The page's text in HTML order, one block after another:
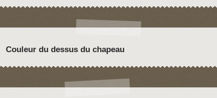
Couleur du dessus du chapeau